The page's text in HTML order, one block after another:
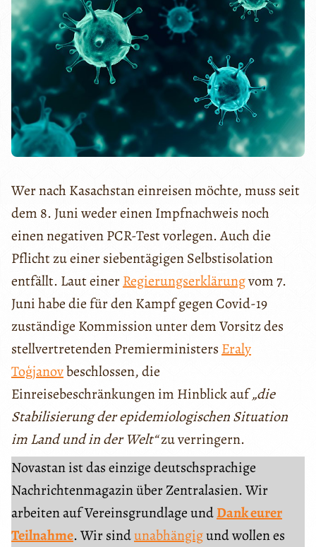
Wer nach Kasachstan einreisen möchte, muss seit
dem 8. Juni weder einen Impfnachweis noch
einen negativen PCR-Test vorlegen. Auch die
Pflicht zu einer siebentägigen Selbstisolation
entfällt. Laut einerRegierungserklärungvom 7.
Juni habe die für den Kampf gegen Covid-19
zuständige Kommission unter dem Vorsitz des
stellvertretenden Premierministers Eraly
Toģjanovbeschlossen, die
Einreisebeschränkungen im Hinblick auf„die
Stabilisierung der epidemiologischen Situation
im Land und in der Welt“zu verringern.
Novastan ist das einzige deutschsprachige
Nachrichtenmagazin über Zentralasien. Wir
arbeiten auf Vereinsgrundlage undDank eurer
Teilnahme. Wir sindunabhängigund wollen es